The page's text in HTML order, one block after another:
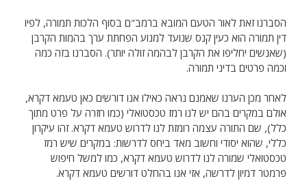
הסברנו זאת לאור הטעם המובא ברמב"ם בסוף הלכות תמורה, לפיו
דין תמורה הוא כעין קנס שנועד למנוע הפחתת ערך בהמות הקרבן
(שאנשים יחליפו את הקרבן לבהמה זולה יותר). הסברנו בזה כמה
וכמה פרטים בדיני תמורה.
לאחר מכן הערנו שאמנם נראה כאילו אנו דורשים כאן טעמא דקרא,
אולם במקרים בהם יש לנו רמז טכסטואלי (כמו חזרה על פרט מתוך
כלל), שם התורה עצמה רומזת לנו לדרוש טעמא דקרא. זהו עיקרון
כללי, שהוא יסודי וחשוב מאד ביחס לדרשות: במקרים שיש רמז
טכסטואלי שמורה לנו לדרוש טעמא דקרא, כמו למשל חיפוש
פרמטר דמיון לדרשה, אזי אנו בהחלט דורשים טעמא דקרא.